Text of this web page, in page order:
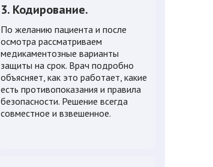
3. Кодирование.
По желанию пациента и после
осмотра рассматриваем
медикаментозные варианты
защиты на срок. Врач подробно
объясняет, как это работает, какие
есть противопоказания и правила
безопасности. Решение всегда
совместное и взвешенное.